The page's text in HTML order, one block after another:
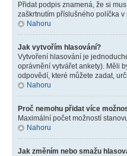
Přidat podpis znamená, že si
zaškrtnutím příslušného políčka
Nahoru
Jak vytvořím hlasování?
Vytvoření hlasování je
oprávnění vytvářet ankety). Měli
odpovědí, které můžete zadat,
Nahoru
Proč nemohu přidat více
Maximální počet možností
Nahoru
Jak změním nebo smažu